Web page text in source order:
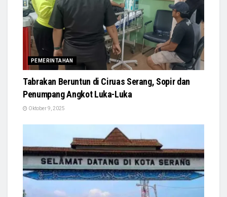
PEMERINTAHAN
Tabrakan Beruntun di Ciruas Serang, Sopir dan
Penumpang Angkot Luka-Luka
Oktober 9, 2025